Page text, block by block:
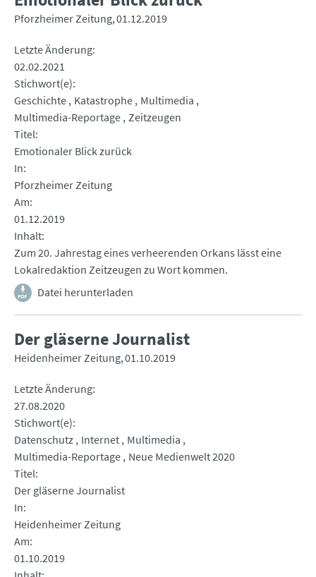
Pforzheimer Zeitung 01.12.2019
Letzte Änderung
02.02.2021
Stichwort(e)
Geschichte Katastrophe Multimedia
Multimedia-Reportage Zeitzeugen
Titel
Emotionaler Blick zurück
In
Pforzheimer Zeitung
Am
01.12.2019
Inhalt
Zum 20. Jahrestag eines verheerenden Orkans lässt eine
Lokalredaktion Zeitzeugen zu Wort kommen.
Datei herunterladen
Der gläserne Journalist
Heidenheimer Zeitung 01.10.2019
Letzte Änderung
27.08.2020
Stichwort(e)
Datenschutz Internet Multimedia
Multimedia-Reportage Neue Medienwelt 2020
Titel
Der gläserne Journalist
In
Heidenheimer Zeitung
Am
01.10.2019